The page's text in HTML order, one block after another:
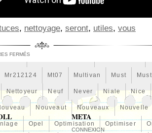
Mf2220001110 Mf422750 Mighty
Mobicool
Mr212124 Mt07 Multivan Must
Nettoyeur Neuf Never Niale Nice
Nouveaut Nouveaux Nouvelle
Opel Optimisation Optimiser
, nettoyage, seront, utiles, vous
FERMÉS
META
CONNEXION